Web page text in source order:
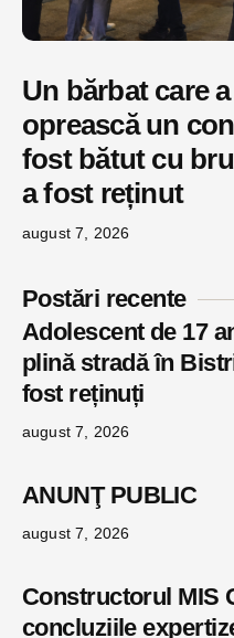
Un bărbat care
oprească un
fost bătut cu
a fost reținut
august 7, 2026
Postări recente
Adolescent de 17
plină stradă în
fost reținuți
august 7, 2026
ANUNŢ
august 7, 2026
Constructorul MIS
concluziile